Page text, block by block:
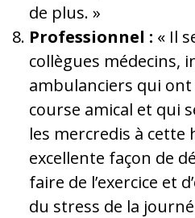
de plus. »
Professionnel : « Il
collègues médecins,
ambulanciers qui
course amical et qui
les mercredis à cette
excellente façon de
faire de l’exercice et
du stress de la